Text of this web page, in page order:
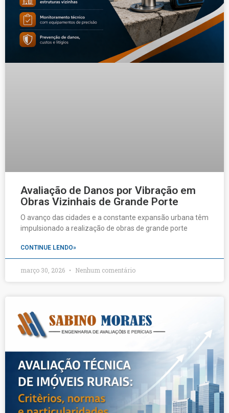
Avaliação de Danos por Vibração em
Obras Vizinhais de Grande Porte
O avanço das cidades e a constante expansão urbana têm
impulsionado a realização de obras de grande porte
CONTINUE LENDO»
março 30, 2026 Nenhum comentário